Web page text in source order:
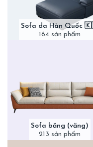
Sofa da Hàn Quốc
164 sản phẩm
Sofa băng (văng)
213 sản phẩm